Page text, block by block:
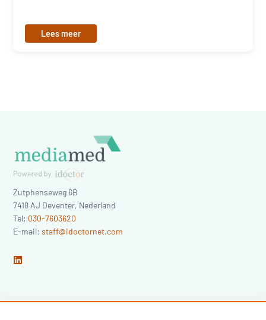
Lees meer
Zutphenseweg 6B
7418 AJ Deventer, Nederland
Tel: 030-7603620
E-mail:staff@idoctornet.com